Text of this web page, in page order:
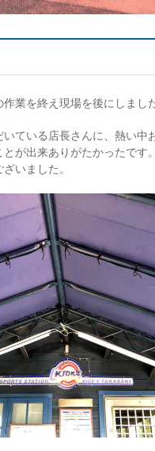
業を終え現場を後にしまし
ている店長さんに、熱い中
が出来ありがたかったです。
いました。